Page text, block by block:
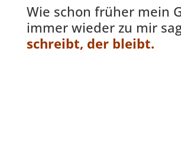
Wie schon früher mein
immer wieder zu mir
schreibt, der bleibt.